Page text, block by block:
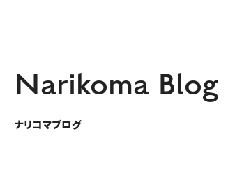
Narikoma Blog
ナリコマブログ